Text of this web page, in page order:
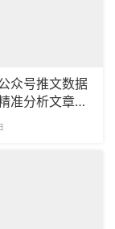
众号推文数据
准分析文章效